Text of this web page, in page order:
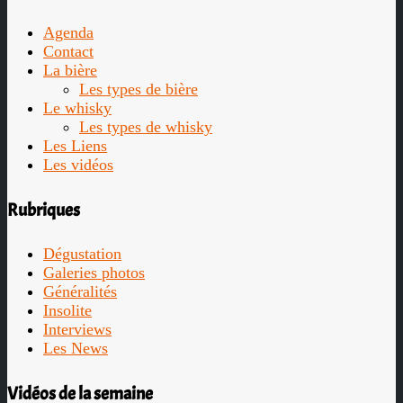
Agenda
Contact
La bière
Les types de bière
Le whisky
Les types de whisky
Les Liens
Les vidéos
Rubriques
Dégustation
Galeries photos
Généralités
Insolite
Interviews
Les News
Vidéos de la semaine